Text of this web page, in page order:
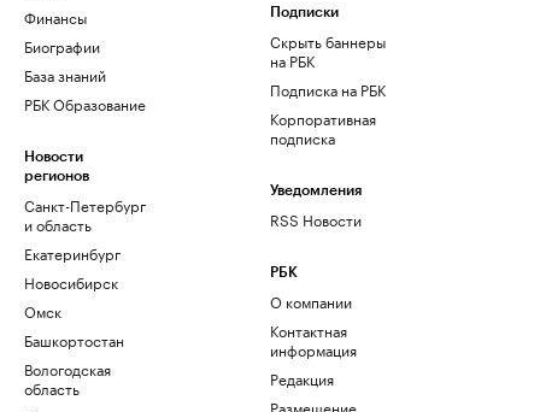
Финансы
Биографии
База знаний
РБК Образование
Новости
регионов
Санкт-Петербург
и область
Екатеринбург
Новосибирск
Омск
Башкортостан
Вологодская
область
Подписки
Скрыть баннеры
на РБК
Подписка на РБК
Корпоративная
подписка
Уведомления
RSS Новости
РБК
О компании
Контактная
информация
Редакция
Размещение